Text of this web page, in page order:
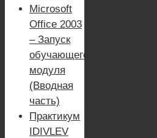
Microsoft
Office 2003
– Запуск
обучающего
модуля
(Вводная
часть)
Практикум
IDIVLEV